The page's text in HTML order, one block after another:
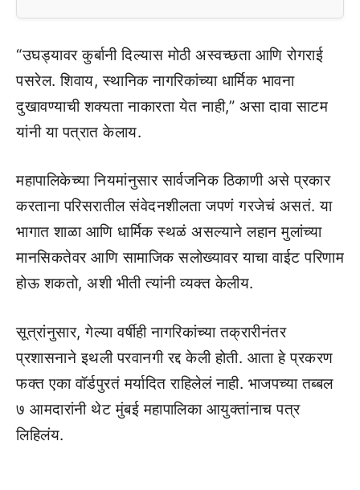
“उघड्यावर कुर्बानी दिल्यास मोठी अस्वच्छता आणि रोगराई
पसरेल. शिवाय, स्थानिक नागरिकांच्या धार्मिक भावना
दुखावण्याची शक्यता नाकारता येत नाही,” असा दावा साटम
यांनी या पत्रात केलाय.
महापालिकेच्या नियमांनुसार सार्वजनिक ठिकाणी असे प्रकार
करताना परिसरातील संवेदनशीलता जपणं गरजेचं असतं. या
भागात शाळा आणि धार्मिक स्थळं असल्याने लहान मुलांच्या
मानसिकतेवर आणि सामाजिक सलोख्यावर याचा वाईट परिणाम
होऊ शकतो, अशी भीती त्यांनी व्यक्त केलीय.
सूत्रांनुसार, गेल्या वर्षीही नागरिकांच्या तक्रारीनंतर
प्रशासनाने इथली परवानगी रद्द केली होती. आता हे प्रकरण
फक्त एका वॉर्डपुरतं मर्यादित राहिलेलं नाही. भाजपच्या तब्बल
७ आमदारांनी थेट मुंबई महापालिका आयुक्तांनाच पत्र
लिहिलंय.